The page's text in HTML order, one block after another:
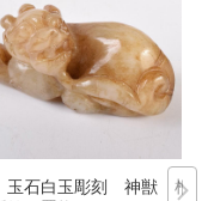
石白玉彫刻 神獣 根